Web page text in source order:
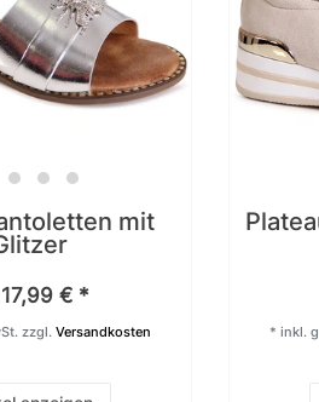
mit
€ *
zzgl. Versandkosten * inkl.